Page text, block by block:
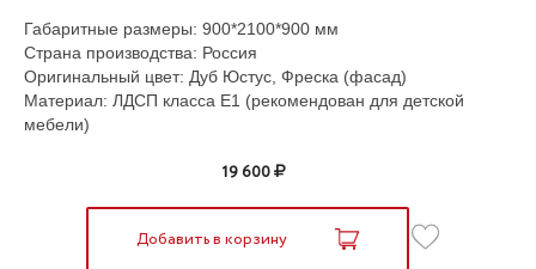
Габаритные размеры: 900*2100*900 мм
Страна производства: Россия
Оригинальный цвет: Дуб Юстус, Фреска (фасад)
Материал: ЛДСП класса Е1 (рекомендован для детской
мебели)
19 600
Добавить в корзину